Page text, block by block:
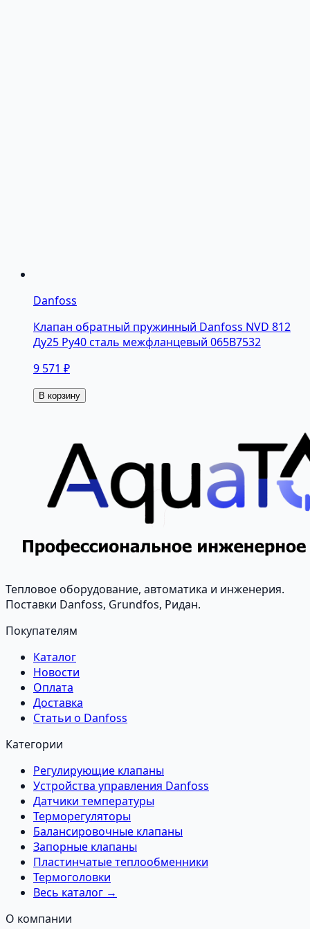
Danfoss
Клапан обратный пружинный Danfoss NVD 812
Ду25 Ру40 сталь межфланцевый 065B7532
9 571 ₽
В корзину
Тепловое оборудование, автоматика и инженерия.
Поставки Danfoss, Grundfos, Ридан.
Покупателям
Каталог
Новости
Оплата
Доставка
Статьи о Danfoss
Категории
Регулирующие клапаны
Устройства управления Danfoss
Датчики температуры
Терморегуляторы
Балансировочные клапаны
Запорные клапаны
Пластинчатые теплообменники
Термоголовки
Весь каталог →
О компании